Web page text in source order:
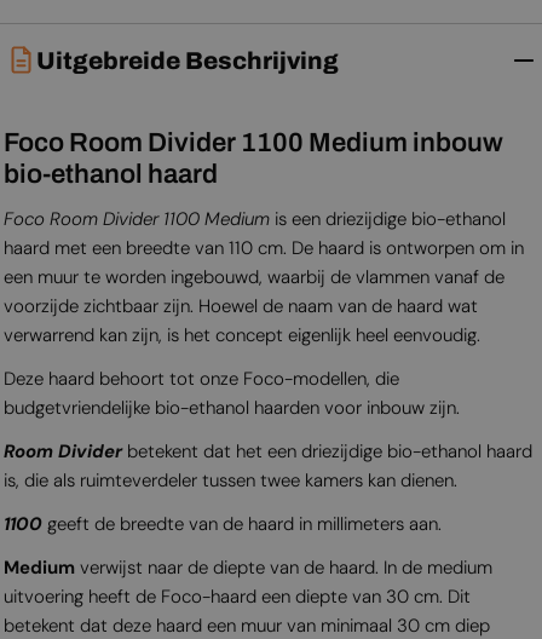
Uitgebreide Beschrijving
Foco Room Divider 1100 Medium inbouw
bio-ethanol haard
Foco Room Divider 1100 Mediumis een driezijdige bio-ethanol
haard met een breedte van 110 cm. De haard is ontworpen om in
een muur te worden ingebouwd, waarbij de vlammen vanaf de
voorzijde zichtbaar zijn. Hoewel de naam van de haard wat
verwarrend kan zijn, is het concept eigenlijk heel eenvoudig.
Deze haard behoort tot onze Foco-modellen, die
budgetvriendelijke bio-ethanol haarden voor inbouw zijn.
Room Dividerbetekent dat het een driezijdige bio-ethanol haard
is, die als ruimteverdeler tussen twee kamers kan dienen.
1100geeft de breedte van de haard in millimeters aan.
Mediumverwijst naar de diepte van de haard. In de medium
uitvoering heeft de Foco-haard een diepte van 30 cm. Dit
betekent dat deze haard een muur van minimaal 30 cm diep